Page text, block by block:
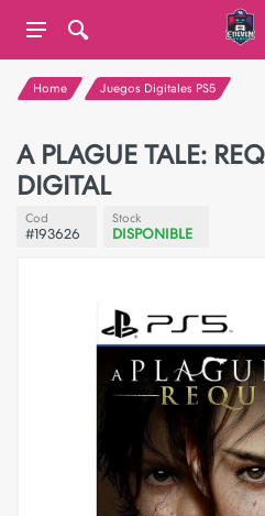
Home Juegos Digitales PS5
A PLAGUE TALE:
DIGITAL
Cod
#193626
Stock
DISPONIBLE